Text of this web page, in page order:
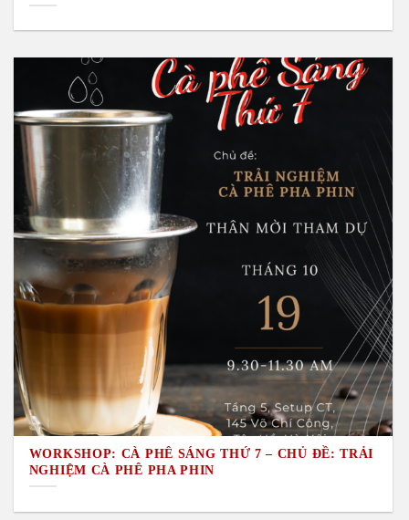
WORKSHOP: CÀ PHÊ SÁNG THỨ 7 – CHỦ ĐỀ: TRẢI
NGHIỆM CÀ PHÊ PHA PHIN